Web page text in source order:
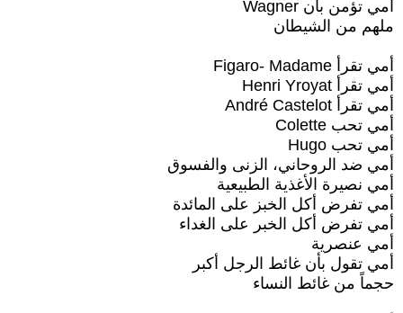
أمي تؤمن بأن Wagner
ملهم من الشيطان
أمي تقرأ Figaro- Madame
أمي تقرأ Henri Yroyat
أمي تقرأ André Castelot
أمي تحب Colette
أمي تحب Hugo
أمي ضد الروحاني، الزنى والفسوق
أمي نصيرة الأغذية الطبيعية
أمي تفرض أكل الخبز على المائدة
أمي تفرض أكل الخبر على الغداء
أمي عنصرية
أمي تقول بأن غائط الرجل أكبر
حجماً من غائط النساء